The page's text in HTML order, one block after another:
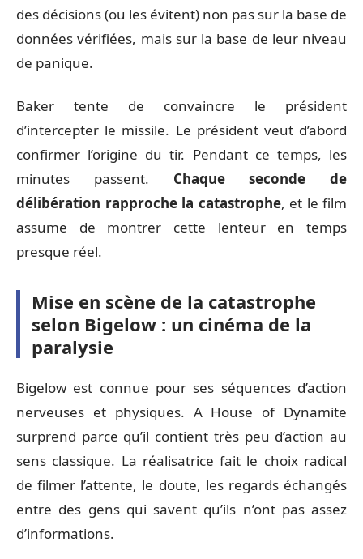
des décisions (ou les évitent) non pas sur la base de
données vérifiées, mais sur la base de leur niveau
de panique.
Baker tente de convaincre le président
d’intercepter le missile. Le président veut d’abord
confirmer l’origine du tir. Pendant ce temps, les
minutes passent. Chaque seconde de
délibération rapproche la catastrophe, et le film
assume de montrer cette lenteur en temps
presque réel.
Mise en scène de la catastrophe
selon Bigelow : un cinéma de la
paralysie
Bigelow est connue pour ses séquences d’action
nerveuses et physiques. A House of Dynamite
surprend parce qu’il contient très peu d’action au
sens classique. La réalisatrice fait le choix radical
de filmer l’attente, le doute, les regards échangés
entre des gens qui savent qu’ils n’ont pas assez
d’informations.